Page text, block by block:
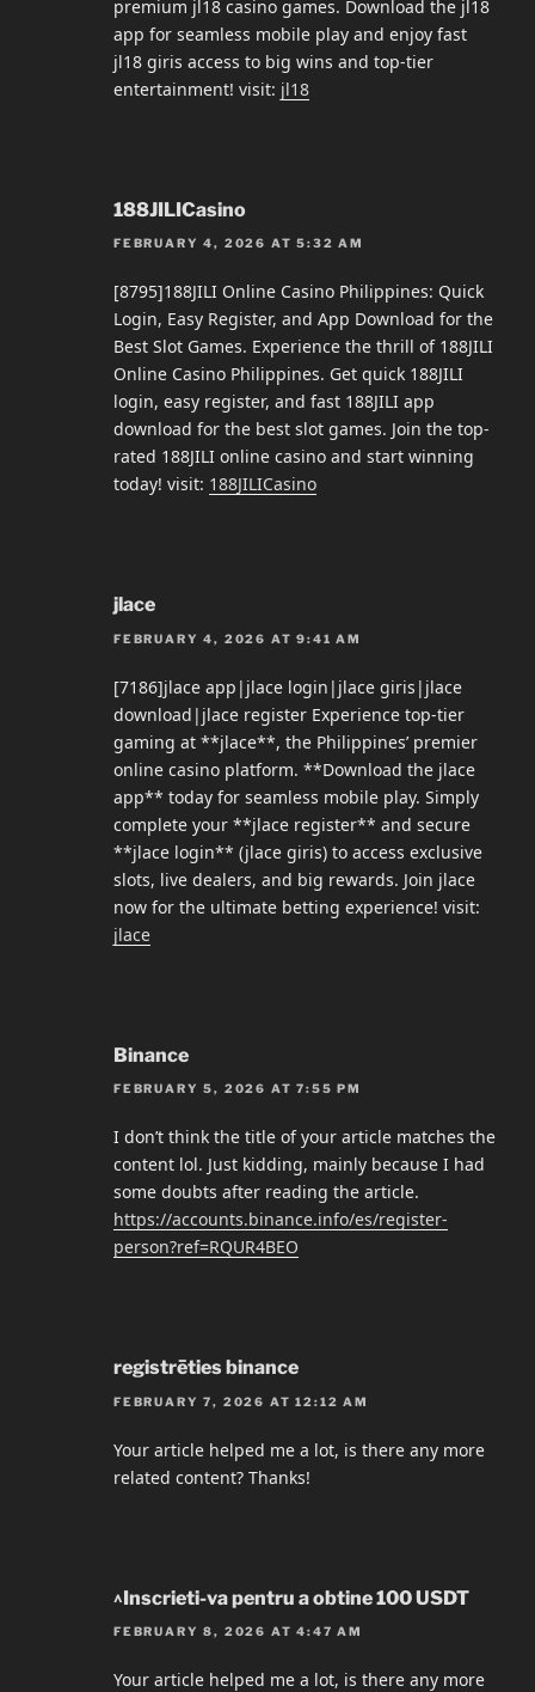
premium jl18 casino games. Download the jl18
app for seamless mobile play and enjoy fast
jl18 giris access to big wins and top-tier
entertainment! visit: jl18
188JILICasino
FEBRUARY 4, 2026 AT 5:32 AM
[8795]188JILI Online Casino Philippines: Quick
Login, Easy Register, and App Download for the
Best Slot Games. Experience the thrill of 188JILI
Online Casino Philippines. Get quick 188JILI
login, easy register, and fast 188JILI app
download for the best slot games. Join the top-
rated 188JILI online casino and start winning
today! visit: 188JILICasino
jlace
FEBRUARY 4, 2026 AT 9:41 AM
[7186]jlace app|jlace login|jlace giris|jlace
download|jlace register Experience top-tier
gaming at **jlace**, the Philippines’ premier
online casino platform. **Download the jlace
app** today for seamless mobile play. Simply
complete your **jlace register** and secure
**jlace login** (jlace giris) to access exclusive
slots, live dealers, and big rewards. Join jlace
now for the ultimate betting experience! visit:
jlace
Binance
FEBRUARY 5, 2026 AT 7:55 PM
I don’t think the title of your article matches the
content lol. Just kidding, mainly because I had
some doubts after reading the article.
https://accounts.binance.info/es/register-
person?ref=RQUR4BEO
registrēties binance
FEBRUARY 7, 2026 AT 12:12 AM
Your article helped me a lot, is there any more
related content? Thanks!
^Inscrieti-va pentru a obtine 100 USDT
FEBRUARY 8, 2026 AT 4:47 AM
Your article helped me a lot, is there any more